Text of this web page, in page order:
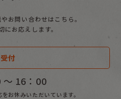
お問い合わせはこちら。
にお応えします。
受付
〜 16：00
お休みいただいています。